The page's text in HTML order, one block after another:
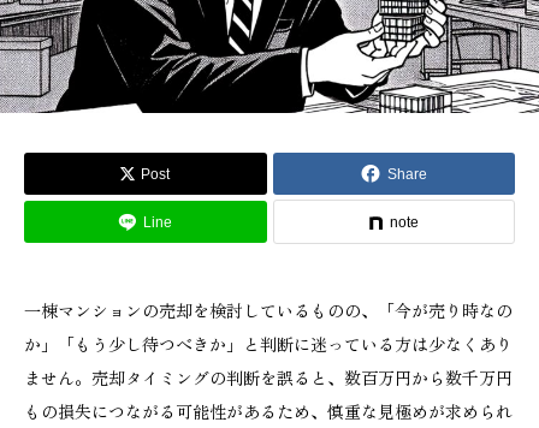
Post Share
Line note
一棟マンションの売却を検討しているものの、「今が売り時なの
か」「もう少し待つべきか」と判断に迷っている方は少なくあり
ません。売却タイミングの判断を誤ると、数百万円から数千万円
もの損失につながる可能性があるため、慎重な見極めが求められ